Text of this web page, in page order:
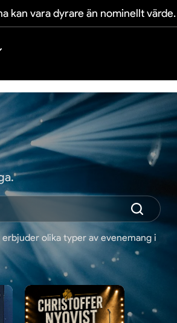
kan vara dyrare än nominellt värde.
olika typer av evenemang i